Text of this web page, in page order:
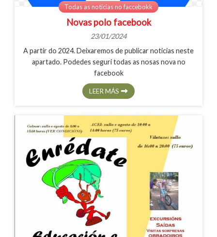
Novas polo facebook
23/01/2024
Todas as noticias no faccebokk
A partir do 2024. Deixaremos de publicar noticias neste
apartado. Podedes seguri todas as nosas nova no
facebook
LEER MÁS